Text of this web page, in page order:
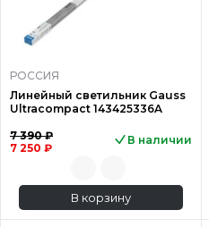
РОССИЯ
Линейный светильник Gauss
Ultracompact 143425336A
7 390 ₽
7 250 ₽
В наличии
В корзину